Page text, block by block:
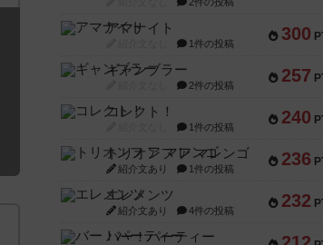
300
アマナイト
1件の投稿
257
ギャンブラー
2件の投稿
240
コレクト！
1件の投稿
236
トリオンフ ア マレンゴ
紹介文あり 1件の投稿
232
エレメンツ
紹介文あり 4件の投稿
バー！パーティー